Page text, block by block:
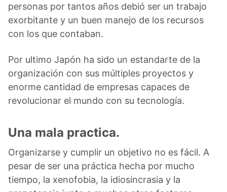
personas por tantos años debió ser un trabajo
exorbitante y un buen manejo de los recursos
con los que contaban.
Por ultimo Japón ha sido un estandarte de la
organización con sus múltiples proyectos y
enorme cantidad de empresas capaces de
revolucionar el mundo con su tecnología.
Una mala practica.
Organizarse y cumplir un objetivo no es fácil. A
pesar de ser una práctica hecha por mucho
tiempo, la xenofobia, la idiosincrasia y la